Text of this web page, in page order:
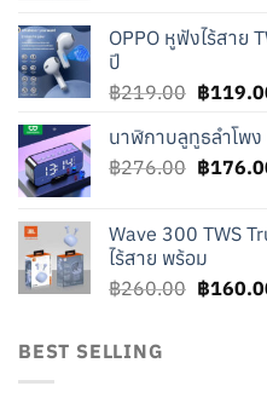
฿
OPPO หูฟังไร้สาย
ปี
฿219.00 Original
was:
฿
฿
นาฬิกาบลูทูธลำโพง
฿276.00 Original
฿
฿
Wave 300 TWS
ไร้สาย พร้อม
฿260.00 Original
฿
BEST SELLING